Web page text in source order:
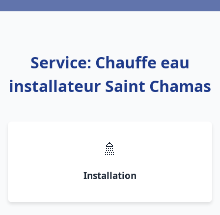
Service: Chauffe eau
installateur Saint Chamas
🚿
Installation